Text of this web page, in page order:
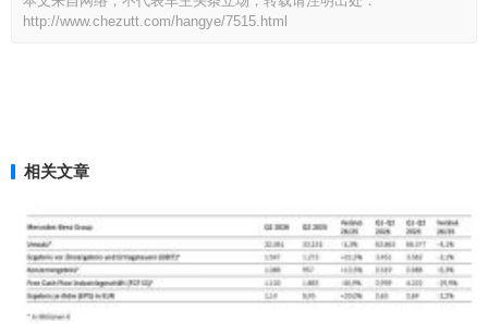
http://www.chezutt.com/hangye/7515.html
相关文章